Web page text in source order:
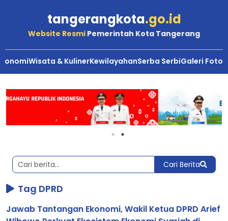
tangerangkota.go.id
Website Resmi Pemerintah Kota Tangerang
Wisata & KulinerKewilayahanSerba SerbiGaleri Foto
Kota
Tangerang
Cari Berita
Tag DPRD
Jawab Tantangan Ekonomi, Wakil Ketua DPRD Arief